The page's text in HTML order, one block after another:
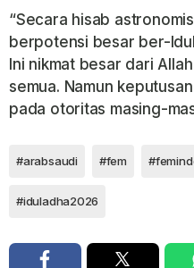
“Secara hisab
berpotensi besar ber-
Ini nikmat besar dari
semua. Namun
pada otoritas masing-
#arabsaudi #fem
#iduladha2026